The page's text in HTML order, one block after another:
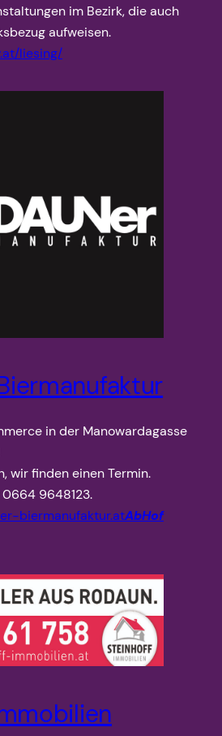
im Bezirk, die auch
aufweisen.
liesing/
in der Manowardagasse
wir finden einen Termin.
0664 9648123.
biermanufaktur.atAbHof